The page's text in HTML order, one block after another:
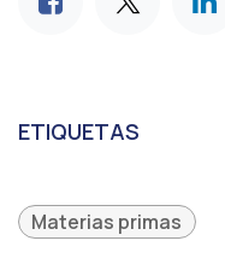
ETIQUETAS
Materias primas